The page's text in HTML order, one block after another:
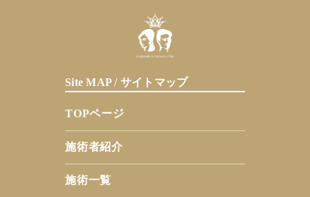
Site MAP / サイトマップ
TOPページ
施術者紹介
施術一覧